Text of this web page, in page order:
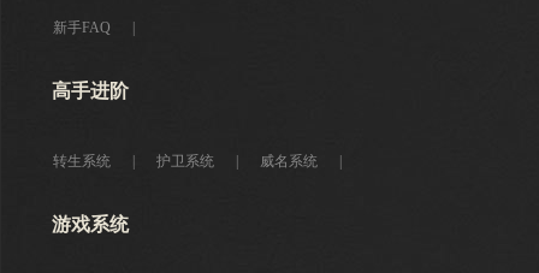
新手FAQ
高手进阶
转生系统 护卫系统 威名系统
游戏系统